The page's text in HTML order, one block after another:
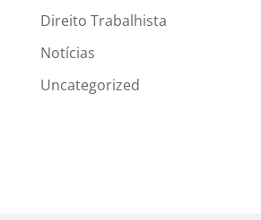
Direito Trabalhista
Notícias
Uncategorized